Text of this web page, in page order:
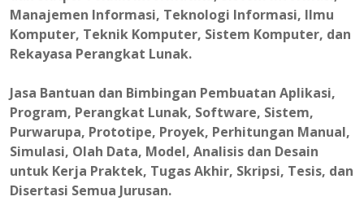
Manajemen Informasi, Teknologi Informasi, Ilmu
Komputer, Teknik Komputer, Sistem Komputer, dan
Rekayasa Perangkat Lunak.
Jasa Bantuan dan Bimbingan Pembuatan Aplikasi,
Program, Perangkat Lunak, Software, Sistem,
Purwarupa, Prototipe, Proyek, Perhitungan Manual,
Simulasi, Olah Data, Model, Analisis dan Desain
untuk Kerja Praktek, Tugas Akhir, Skripsi, Tesis, dan
Disertasi Semua Jurusan.